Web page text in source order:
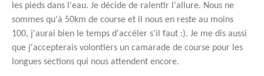
les pieds dans l'eau. Je décide de ralentir l'allure. Nous ne
sommes qu'à 50km de course et il nous en reste au moins
100, j'aurai bien le temps d'accéler s'il faut :). Je me dis aussi
que j'accepterais volontiers un camarade de course pour les
longues sections qui nous attendent encore.